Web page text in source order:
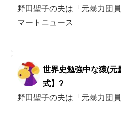
野田聖子の夫は「元暴力団
マートニュース
世界史勉強中な猿(元
式】?
野田聖子の夫は「元暴力団